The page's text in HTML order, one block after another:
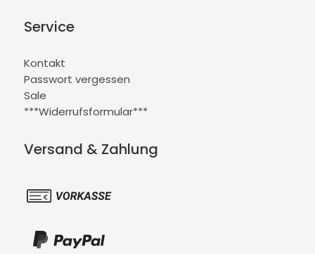
Service
Kontakt
Passwort vergessen
Sale
***Widerrufsformular***
Versand & Zahlung